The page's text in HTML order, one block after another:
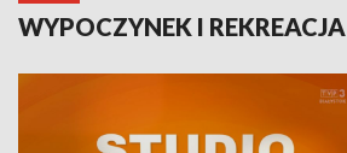
WYPOCZYNEK I REKREACJA